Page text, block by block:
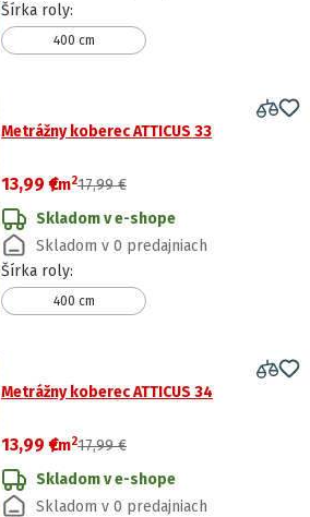
Šírka roly:
400 cm
Metrážny koberec ATTICUS 33
13,99 €
/m217,99 €
Skladom v e-shope
Skladom v 0 predajniach
Šírka roly:
400 cm
Metrážny koberec ATTICUS 34
13,99 €
/m217,99 €
Skladom v e-shope
Skladom v 0 predajniach